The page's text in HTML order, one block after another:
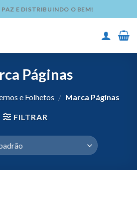
PAZ E DISTRIBUINDO O BEM!
Páginas
e Folhetos / Marca Páginas
FILTRAR